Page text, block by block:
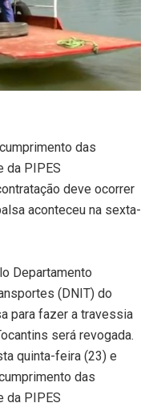
das
da PIPES
deve ocorrer
aconteceu na sexta-
Departamento
(DNIT) do
para fazer a travessia
será revogada.
quinta-feira (23) e
das
da PIPES